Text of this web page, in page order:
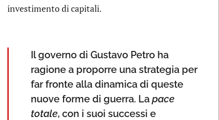
investimento di capitali.
Il governo di Gustavo Petro ha
ragione a proporre una strategia per
far fronte alla dinamica di queste
nuove forme di guerra. La pace
totale, con i suoi successi e